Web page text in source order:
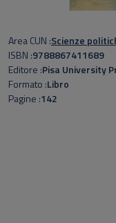
Area CUN Scienze
ISBN 9788867411689
Editore Pisa University
Formato Libro
Pagine 142